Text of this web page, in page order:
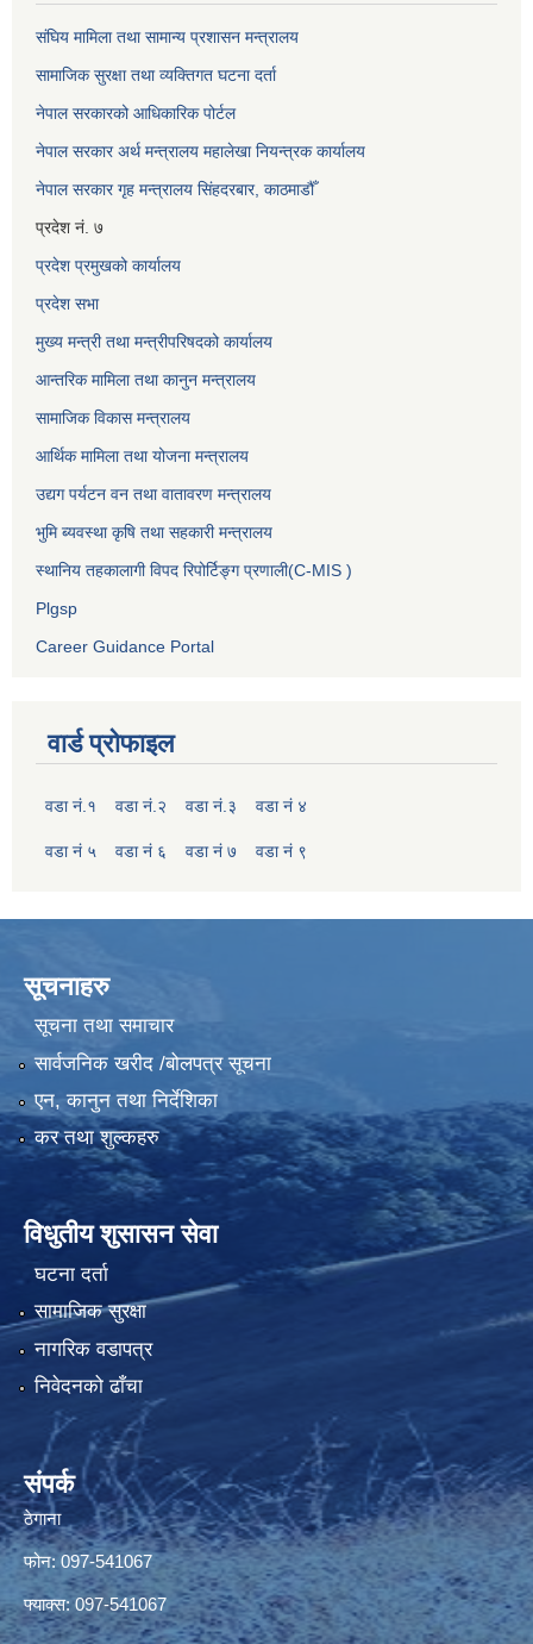
संघिय मामिला तथा सामान्य प्रशासन मन्त्रालय
सामाजिक सुरक्षा तथा व्यक्तिगत घटना दर्ता
नेपाल सरकारको आधिकारिक पोर्टल
नेपाल सरकार अर्थ मन्त्रालय महालेखा नियन्त्रक कार्यालय
नेपाल सरकार गृह मन्त्रालय सिंहदरबार, काठमाडौँ
प्रदेश नं. ७
प्रदेश प्रमुखको कार्यालय
प्रदेश सभा
मुख्य मन्त्री तथा मन्त्रीपरिषदको कार्यालय
आन्तरिक मामिला तथा कानुन मन्त्रालय
सामाजिक विकास मन्त्रालय
आर्थिक मामिला तथा योजना मन्त्रालय
उद्यग पर्यटन वन तथा वातावरण मन्त्रालय
भुमि ब्यवस्था कृषि तथा सहकारी मन्त्रालय
स्थानिय तहकालागी विपद रिपोर्टिङ्ग प्रणाली(C-MIS )
Plgsp
Career Guidance Portal
वार्ड प्रोफाइल
वडा नं.१ वडा नं.२ वडा नं.३ वडा नं ४
वडा नं ५ वडा नं ६ वडा नं ७ वडा नं ९
सूचनाहरु
सूचना तथा समाचार
सार्वजनिक खरीद /बोलपत्र सूचना
एन, कानुन तथा निर्देशिका
कर तथा शुल्कहरु
विधुतीय शुसासन सेवा
घटना दर्ता
सामाजिक सुरक्षा
नागरिक वडापत्र
निवेदनको ढाँचा
संपर्क
ठेगाना
फोन: 097-541067
फ्याक्स: 097-541067